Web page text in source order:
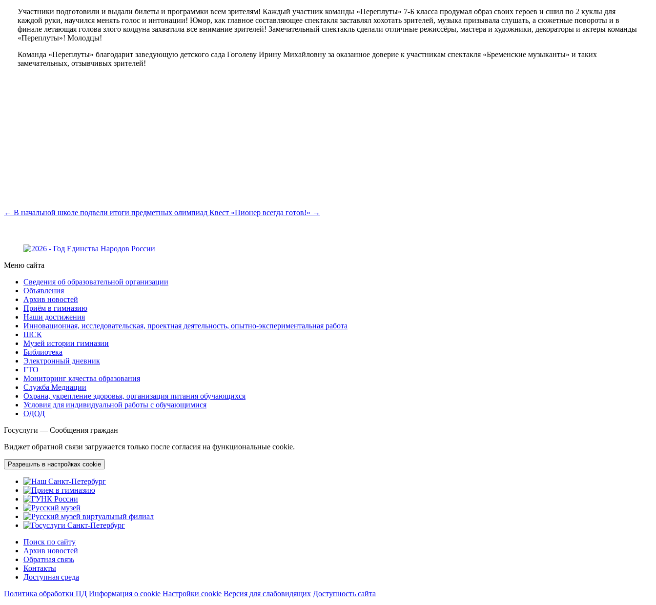
Участники подготовили и выдали билеты и программки всем зрителям! Каждый участник команды «Переплуты» 7-Б класса продумал образ своих героев и сшил по 2 куклы для
каждой руки, научился менять голос и интонации! Юмор, как главное составляющее спектакля заставлял хохотать зрителей, музыка призывала слушать, а сюжетные повороты и в
финале летающая голова злого колдуна захватила все внимание зрителей! Замечательный спектакль сделали отличные режиссёры, мастера и художники, декораторы и актеры команды
«Переплуты»! Молодцы!
Команда «Переплуты» благодарит заведующую детского сада Гоголеву Ирину Михайловну за оказанное доверие к участникам спектакля «Бременские музыканты» и таких
замечательных, отзывчивых зрителей!
← В начальной школе подвели итоги предметных олимпиад Квест «Пионер всегда готов!» →
Меню сайта
Сведения об образовательной организации
Объявления
Архив новостей
Приём в гимназию
Наши достижения
Инновационная, исследовательская, проектная деятельность, опытно-экспериментальная работа
ШСК
Музей истории гимназии
Библиотека
Электронный дневник
ГТО
Мониторинг качества образования
Служба Медиации
Охрана, укрепление здоровья, организация питания обучающихся
Условия для индивидуальной работы с обучающимися
ОДОД
Госуслуги — Сообщения граждан
Виджет обратной связи загружается только после согласия на функциональные cookie.
Разрешить в настройках cookie
Поиск по сайту
Архив новостей
Обратная связь
Контакты
Доступная среда
Политика обработки ПД Информация о cookie Настройки cookie Версия для слабовидящих Доступность сайта